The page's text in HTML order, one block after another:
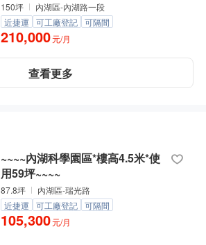
150坪
內湖區-內湖路一段
近捷運
可工廠登記 可隔間
210,000元/月
查看更多
~~~~內湖科學園區*樓高4.5米*使
用59坪~~~~
87.8坪
內湖區-瑞光路
近捷運
可工廠登記 可隔間
105,300元/月